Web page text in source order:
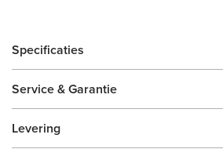
Specificaties
Service & Garantie
Levering